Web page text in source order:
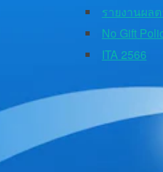
รายงานผล
No Gift
ITA 2566